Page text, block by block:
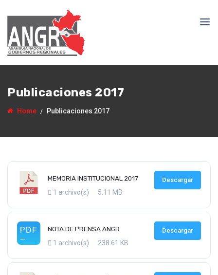
Publicaciones 2017
Home Publicaciones 2017
MEMORIA INSTITUCIONAL 2017
1 archivo(s) 5.11 MB
Descargar
NOTA DE PRENSA ANGR
1 archivo(s) 238.61 KB
Descargar